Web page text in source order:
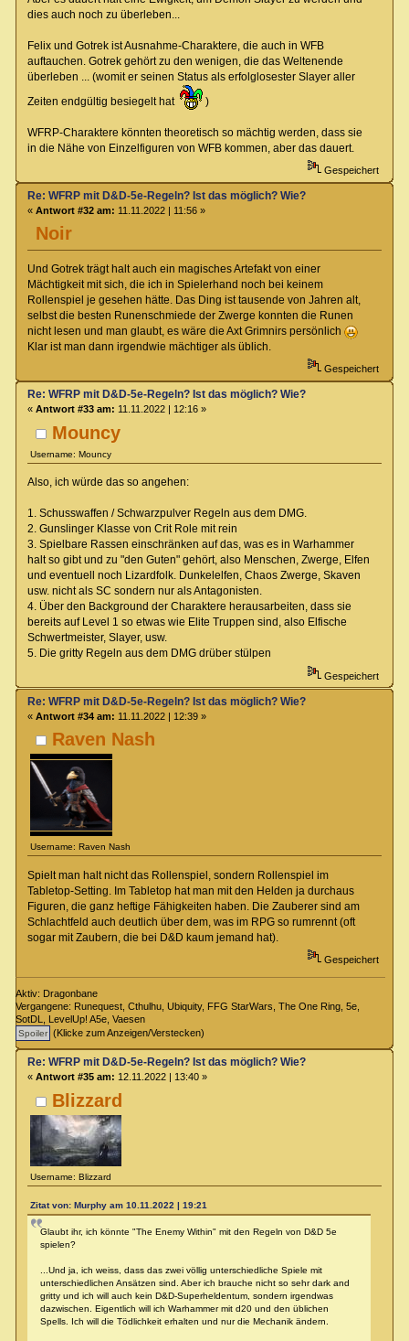
dies auch noch zu überleben...
Felix und Gotrek ist Ausnahme-Charaktere, die auch in WFB
auftauchen. Gotrek gehört zu den wenigen, die das Weltenende
überleben ... (womit er seinen Status als erfolglosester Slayer aller
Zeiten endgültig besiegelt hat
)
WFRP-Charaktere könnten theoretisch so mächtig werden, dass sie
in die Nähe von Einzelfiguren von WFB kommen, aber das dauert.
Gespeichert
Noir
Re: WFRP mit D&D-5e-Regeln? Ist das möglich? Wie?
« Antwort #32 am: 11.11.2022 | 11:56 »
Und Gotrek trägt halt auch ein magisches Artefakt von einer
Mächtigkeit mit sich, die ich in Spielerhand noch bei keinem
Rollenspiel je gesehen hätte. Das Ding ist tausende von Jahren alt,
selbst die besten Runenschmiede der Zwerge konnten die Runen
nicht lesen und man glaubt, es wäre die Axt Grimnirs persönlich
Klar ist man dann irgendwie mächtiger als üblich.
Gespeichert
Mouncy
Username: Mouncy
Re: WFRP mit D&D-5e-Regeln? Ist das möglich? Wie?
« Antwort #33 am: 11.11.2022 | 12:16 »
Also, ich würde das so angehen:
1. Schusswaffen / Schwarzpulver Regeln aus dem DMG.
2. Gunslinger Klasse von Crit Role mit rein
3. Spielbare Rassen einschränken auf das, was es in Warhammer
halt so gibt und zu "den Guten" gehört, also Menschen, Zwerge, Elfen
und eventuell noch Lizardfolk. Dunkelelfen, Chaos Zwerge, Skaven
usw. nicht als SC sondern nur als Antagonisten.
4. Über den Background der Charaktere herausarbeiten, dass sie
bereits auf Level 1 so etwas wie Elite Truppen sind, also Elfische
Schwertmeister, Slayer, usw.
5. Die gritty Regeln aus dem DMG drüber stülpen
Gespeichert
Raven Nash
Username: Raven Nash
Re: WFRP mit D&D-5e-Regeln? Ist das möglich? Wie?
« Antwort #34 am: 11.11.2022 | 12:39 »
Spielt man halt nicht das Rollenspiel, sondern Rollenspiel im
Tabletop-Setting. Im Tabletop hat man mit den Helden ja durchaus
Figuren, die ganz heftige Fähigkeiten haben. Die Zauberer sind am
Schlachtfeld auch deutlich über dem, was im RPG so rumrennt (oft
sogar mit Zaubern, die bei D&D kaum jemand hat).
Gespeichert
Aktiv: Dragonbane
Vergangene: Runequest, Cthulhu, Ubiquity, FFG StarWars, The One Ring, 5e,
SotDL, LevelUp! A5e, Vaesen
(Klicke zum Anzeigen/Verstecken)
Blizzard
Username: Blizzard
Re: WFRP mit D&D-5e-Regeln? Ist das möglich? Wie?
« Antwort #35 am: 12.11.2022 | 13:40 »
Zitat von: Murphy am 10.11.2022 | 19:21
Glaubt ihr, ich könnte "The Enemy Within" mit den Regeln von D&D 5e
spielen?
...Und ja, ich weiss, dass das zwei völlig unterschiedliche Spiele mit
unterschiedlichen Ansätzen sind. Aber ich brauche nicht so sehr dark and
gritty und ich will auch kein D&D-Superheldentum, sondern irgendwas
dazwischen. Eigentlich will ich Warhammer mit d20 und den üblichen
Spells. Ich will die Tödlichkeit erhalten und nur die Mechanik ändern.